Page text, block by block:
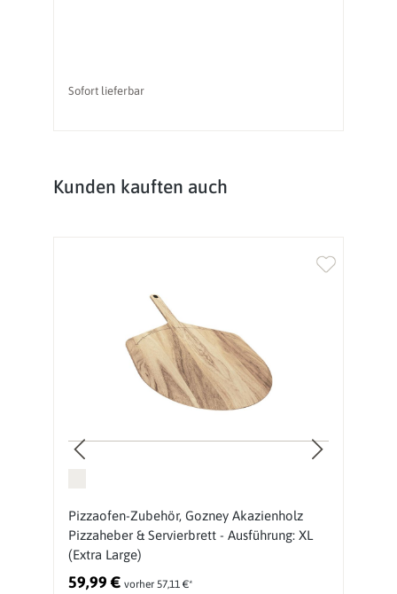
Sofort lieferbar
Produktgalerie überspringen
Kunden kauften auch
Pizzaofen-Zubehör, Gozney Akazienholz
Pizzaheber & Servierbrett - Ausführung: XL
(Extra Large)
59,99 € vorher 57,11 €*